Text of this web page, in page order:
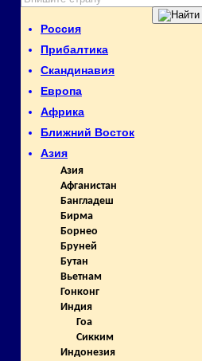
Россия
Прибалтика
Скандинавия
Европа
Африка
Ближний Восток
Азия
Азия
Афганистан
Бангладеш
Бирма
Борнео
Бруней
Бутан
Вьетнам
Гонконг
Индия
Гоа
Сикким
Индонезия